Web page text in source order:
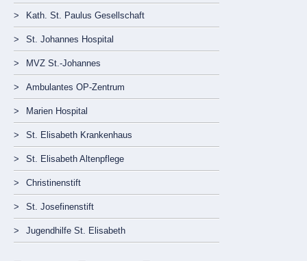
überspringen
Kath. St. Paulus Gesellschaft
St. Johannes Hospital
MVZ St.-Johannes
Ambulantes OP-Zentrum
Marien Hospital
St. Elisabeth Krankenhaus
St. Elisabeth Altenpflege
Christinenstift
St. Josefinenstift
Jugendhilfe St. Elisabeth